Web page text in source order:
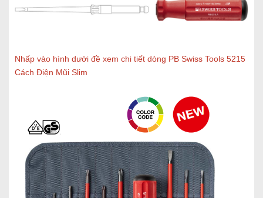
Nhấp vào hình dưới đề xem chi tiết dòng PB Swiss Tools 5215
Cách Điện Mũi Slim